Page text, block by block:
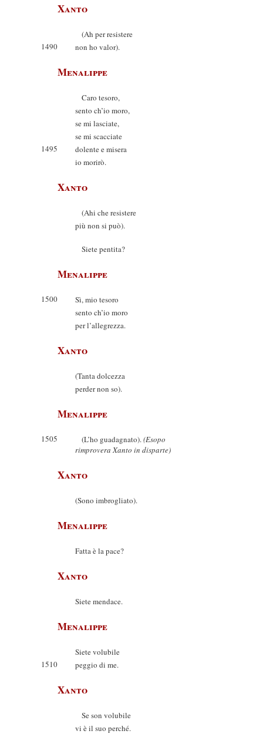
Xanto
(Ah per resistere
1490
non ho valor).
Menalippe
Caro tesoro,
sento ch’io moro,
se mi lasciate,
se mi scacciate
1495
dolente e misera
io morirò.
Xanto
(Ahi che resistere
più non si può).
Siete pentita?
Menalippe
1500
Sì, mio tesoro
sento ch’io moro
per l’allegrezza.
Xanto
(Tanta dolcezza
perder non so).
Menalippe
1505 (L’ho guadagnato).(Esopo
rimprovera Xanto in disparte)
Xanto
(Sono imbrogliato).
Menalippe
Fatta è la pace?
Xanto
Siete mendace.
Menalippe
Siete volubile
1510
peggio di me.
Xanto
Se son volubile
vi è il suo perché.